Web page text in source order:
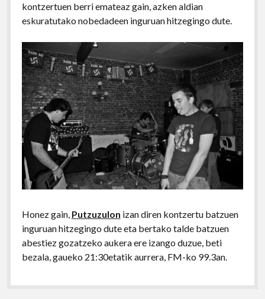
kontzertuen berri emateaz gain, azken aldian
eskuratutako nobedadeen inguruan hitzegingo dute.
Honez gain, Putzuzulon izan diren kontzertu batzuen
inguruan hitzegingo dute eta bertako talde batzuen
abestiez gozatzeko aukera ere izango duzue, beti
bezala, gaueko 21:30etatik aurrera, FM-ko 99.3an.